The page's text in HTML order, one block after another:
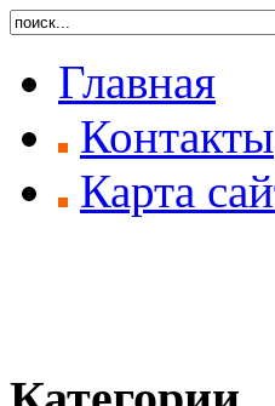
Главная
Контакты
Карта